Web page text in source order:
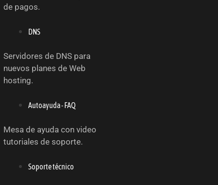
de pagos.
DNS
Servidores de DNS para
nuevos planes de Web
hosting.
Autoayuda - FAQ
Mesa de ayuda con video
tutoriales de soporte.
Soporte técnico